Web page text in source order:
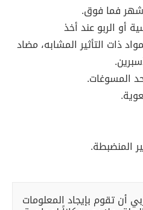
أو الربو عند أخذ
ذات التأثير المشابه، مضاد
المسوغات.
المنضبطة.
تقوم بإيجاد المعلومات